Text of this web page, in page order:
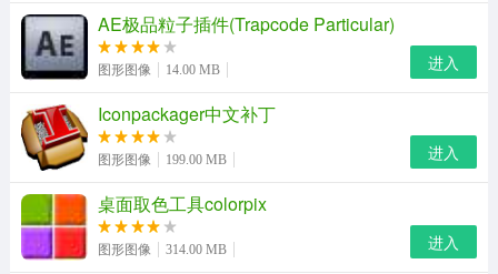
将病毒文件到处复制，并生成很多名为acad.lsp的程序。
即便是重装CAD甚至重装系统都不能解决问题。病毒感染
计算机系统后，会在搜索autocad软件数据库路径下的自动
运行文件（acad.lsp）后，生成一个备份文件acadapp.lsp,
其内容和自动运行文件一样。打开cad图纸时，软件就会运
件（acad.lsp和acadapp.lsp）的副本。
AE极品粒子插件(Trapcode Particular)
图形图像 14.00 MB 进入
Iconpackager中文补丁
图形图像 199.00 MB 进入
桌面取色工具colorpix
图形图像 314.00 MB 进入